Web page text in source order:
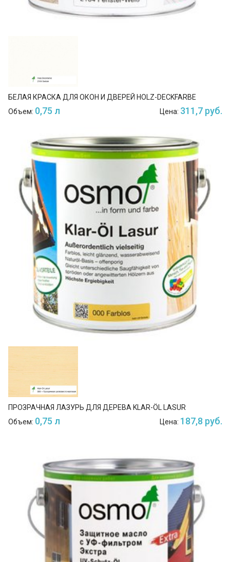
БЕЛАЯ КРАСКА ДЛЯ ОКОН И ДВЕРЕЙ HOLZ-DECKFARBE
Объем: 0,75 л Цена: 311,7 руб.
ПРОЗРАЧНАЯ ЛАЗУРЬ ДЛЯ ДЕРЕВА KLAR-ÖL LASUR
Объем: 0,75 л Цена: 187,8 руб.